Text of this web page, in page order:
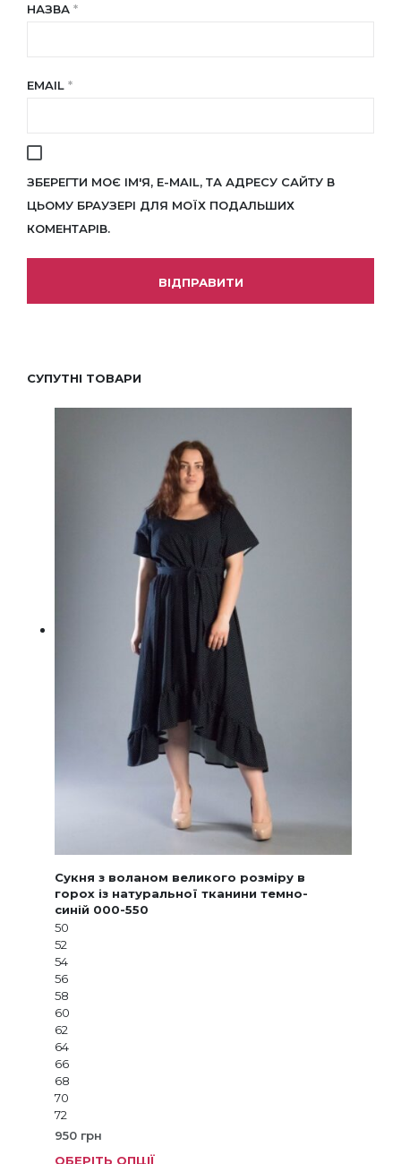
НАЗВА *
EMAIL *
ЗБЕРЕГТИ МОЄ ІМ'Я, E-MAIL, ТА АДРЕСУ САЙТУ В
ЦЬОМУ БРАУЗЕРІ ДЛЯ МОЇХ ПОДАЛЬШИХ
КОМЕНТАРІВ.
СУПУТНІ ТОВАРИ
Сукня з воланом великого розміру в
горох із натуральної тканини темно-
синій 000-550
50
52
54
56
58
60
62
64
66
68
70
72
950 грн
ОБЕРІТЬ ОПЦІЇ